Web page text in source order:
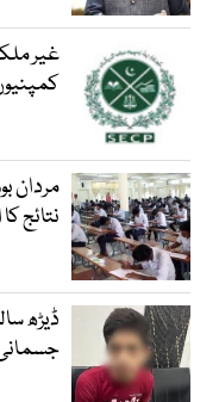
غیر
مردان
نتائج
ڈیڑھ